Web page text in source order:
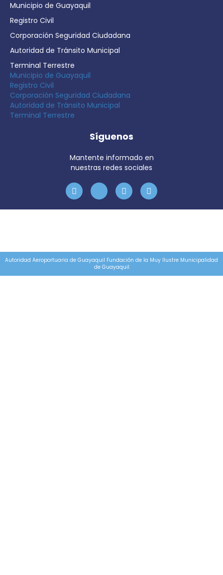
Municipio de Guayaquil
Registro Civil
Corporación Seguridad Ciudadana
Autoridad de Tránsito Municipal
Terminal Terrestre
Municipio de Guayaquil
Registro Civil
Corporación Seguridad Ciudadana
Autoridad de Tránsito Municipal
Terminal Terrestre
Síguenos
Mantente informado en
nuestras redes sociales
Autoridad Aeroportuaria de Guayaquil Fundación de la Muy Ilustre Municipalidad
de Guayaquil